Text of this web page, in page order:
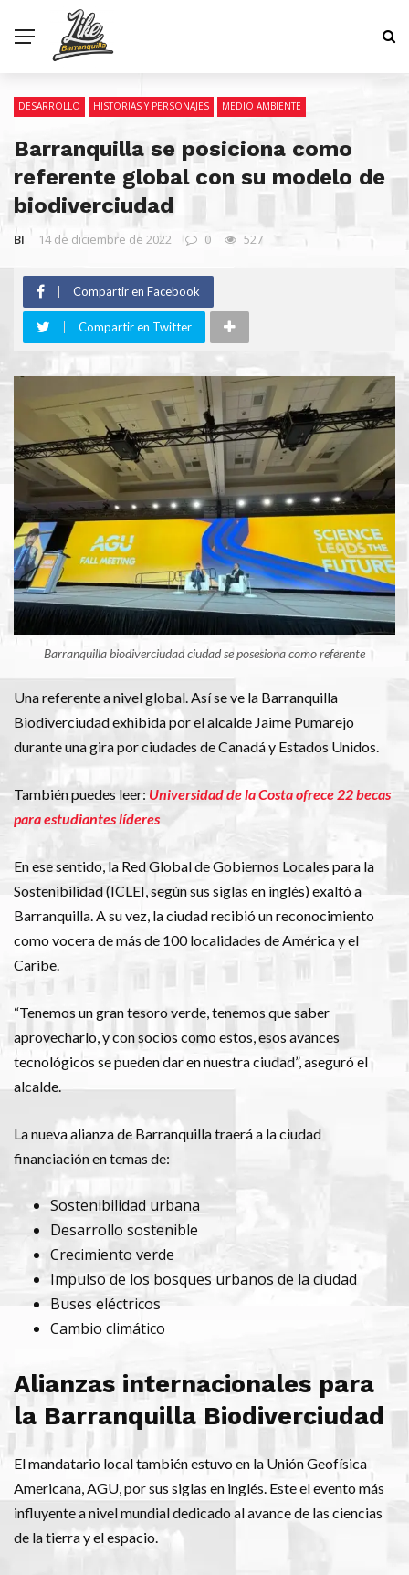
DESARROLLO HISTORIAS Y PERSONAJES MEDIO AMBIENTE
Barranquilla se posiciona como
referente global con su modelo de
biodiverciudad
BI 14 de diciembre de 2022 0 527
Compartir en Facebook
Compartir en Twitter
Barranquilla biodiverciudad ciudad se posesiona como referente
Una referente a nivel global. Así se ve la Barranquilla
Biodiverciudad exhibida por el alcalde Jaime Pumarejo
durante una gira por ciudades de Canadá y Estados Unidos.
También puedes leer: Universidad de la Costa ofrece 22 becas
para estudiantes líderes
En ese sentido, la Red Global de Gobiernos Locales para la
Sostenibilidad (ICLEI, según sus siglas en inglés) exaltó a
Barranquilla. A su vez, la ciudad recibió un reconocimiento
como vocera de más de 100 localidades de América y el
Caribe.
“Tenemos un gran tesoro verde, tenemos que saber
aprovecharlo, y con socios como estos, esos avances
tecnológicos se pueden dar en nuestra ciudad”, aseguró el
alcalde.
La nueva alianza de Barranquilla traerá a la ciudad
financiación en temas de:
Sostenibilidad urbana
Desarrollo sostenible
Crecimiento verde
Impulso de los bosques urbanos de la ciudad
Buses eléctricos
Cambio climático
Alianzas internacionales para
la Barranquilla Biodiverciudad
El mandatario local también estuvo en la Unión Geofísica
Americana, AGU, por sus siglas en inglés. Este el evento más
influyente a nivel mundial dedicado al avance de las ciencias
de la tierra y el espacio.